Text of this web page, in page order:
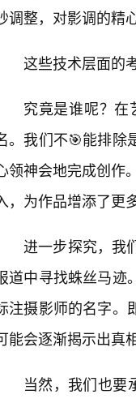
调整，对影调的精
这些技术层面的
究竟是谁呢？
。我们不🎯能排除
领神会地完成创作
，为作品增添了更
进一步探究，我
道中寻找蛛丝马迹
注摄影师的名字。
能会逐渐揭示出真相
当然，我们也要